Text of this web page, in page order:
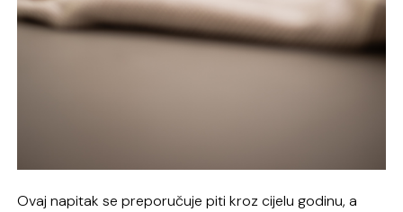
Ovaj napitak se preporučuje piti kroz cijelu godinu, a